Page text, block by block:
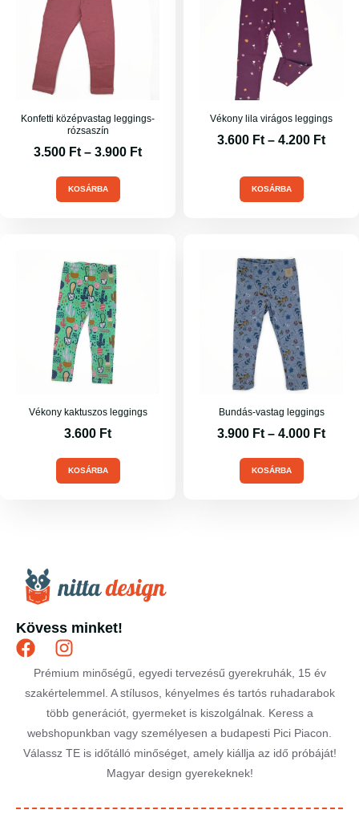
Konfetti középvastag leggings-
rózsaszín
3.500 Ft – 3.900 Ft
KOSÁRBA
Vékony lila virágos leggings
3.600 Ft – 4.200 Ft
KOSÁRBA
Vékony kaktuszos leggings
3.600 Ft
KOSÁRBA
Bundás-vastag leggings
3.900 Ft – 4.000 Ft
KOSÁRBA
Kövess minket!
Prémium minőségű, egyedi tervezésű gyerekruhák, 15 év
szakértelemmel. A stílusos, kényelmes és tartós ruhadarabok
több generációt, gyermeket is kiszolgálnak. Keress a
webshopunkban vagy személyesen a budapesti Pici Piacon.
Válassz TE is időtálló minőséget, amely kiállja az idő próbáját!
Magyar design gyerekeknek!